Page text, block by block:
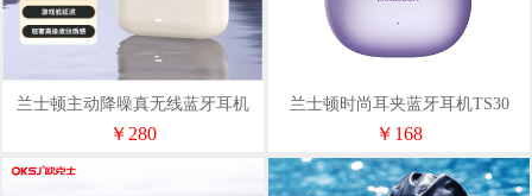
兰士顿主动降噪真无线蓝牙耳机
TA16
￥280
兰士顿时尚耳夹蓝牙耳机TS30
￥168